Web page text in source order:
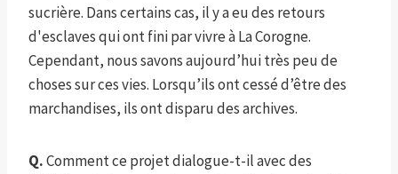
sucrière. Dans certains cas, il y a eu des retours
d'esclaves qui ont fini par vivre à La Corogne.
Cependant, nous savons aujourd’hui très peu de
choses sur ces vies. Lorsqu’ils ont cessé d’être des
marchandises, ils ont disparu des archives.
Q.Comment ce projet dialogue-t-il avec des